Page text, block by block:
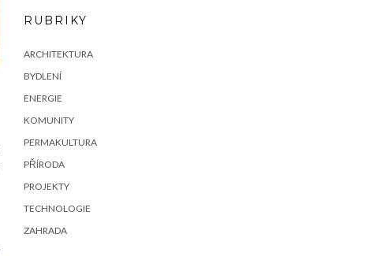
RUBRIKY
ARCHITEKTURA
BYDLENÍ
ENERGIE
KOMUNITY
PERMAKULTURA
PŘÍRODA
PROJEKTY
TECHNOLOGIE
ZAHRADA